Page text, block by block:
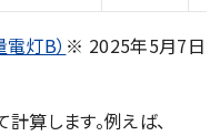
灯B） ※ 2025年5月7日
算します。例えば、